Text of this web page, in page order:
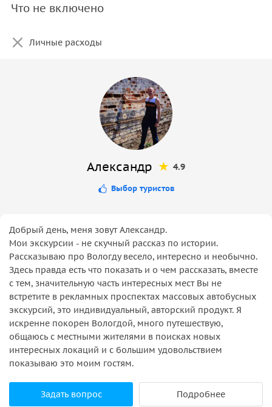
Что не включено
Личные расходы
Александр 4.9
Выбор туристов
Добрый день, меня зовут Александр.
Мои экскурсии - не скучный рассказ по истории.
Рассказываю про Вологду весело, интересно и необычно.
Здесь правда есть что показать и о чем рассказать, вместе
с тем, значительную часть интересных мест Вы не
встретите в рекламных проспектах массовых автобусных
экскурсий, это индивидуальный, авторский продукт. Я
искренне покорен Вологдой, много путешествую,
общаюсь с местными жителями в поисках новых
интересных локаций и с большим удовольствием
показываю это моим гостям.
Задать вопрос Подробнее